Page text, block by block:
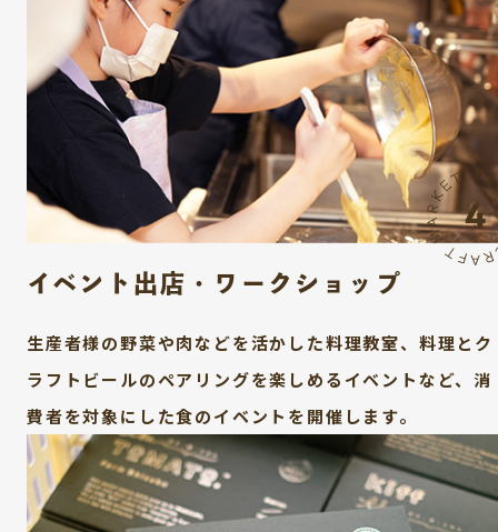
イベント出店・ワークショップ
生産者様の野菜や肉などを活かした料理教室、料理とク
ラフトビールのペアリングを楽しめるイベントなど、消
費者を対象にした食のイベントを開催します。